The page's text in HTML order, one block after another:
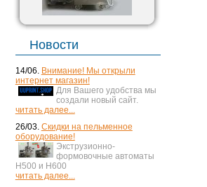
Новости
14/06. Внимание! Мы открыли
интернет магазин!
Для Вашего удобства мы
создали новый сайт.
читать далее...
26/03. Скидки на пельменное
оборудование!
Экструзионно-
формовочные автоматы
H500 и H600
читать далее...